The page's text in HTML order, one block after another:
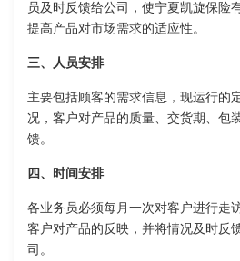
员及时反馈给公司，使宁夏凯旋保险
提高产品对市场需求的适应性。
三、人员安排
主要包括顾客的需求信息，现运行的
况，客户对产品的质量、交货期、包
馈。
四、时间安排
各业务员必须每月一次对客户进行走
客户对产品的反映，并将情况及时反
司。